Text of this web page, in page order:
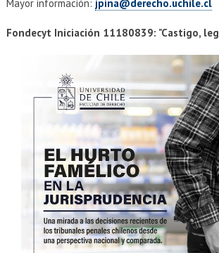
Mayor información: jpina@derecho.uchile.cl
Fondecyt Iniciación 11180839: "Castigo,